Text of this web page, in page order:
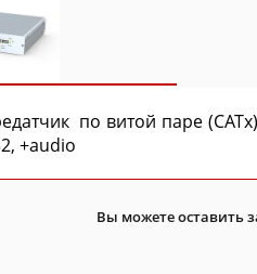
по витой паре
+audio
Вы можете оставить